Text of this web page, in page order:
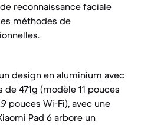
reconnaissance faciale
méthodes de
design en aluminium avec
471g (modèle 11 pouces
pouces Wi-Fi), avec une
Pad 6 arbore un